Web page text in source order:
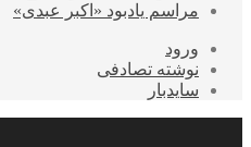
مراسم یادبود «اکبر عبدی»
ورود
نوشته تصادفی
سایدبار